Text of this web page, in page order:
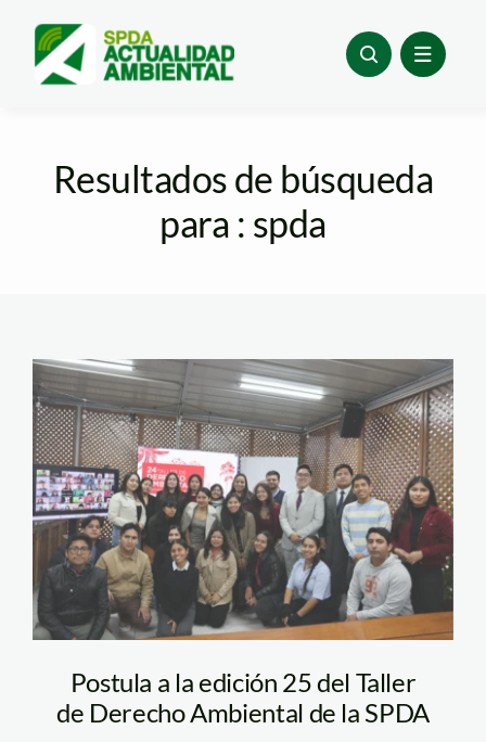
content
Resultados de búsqueda
para : spda
24 taller de derecho
ambiental SPDA
Postula a la edición 25 del Taller
de Derecho Ambiental de la SPDA